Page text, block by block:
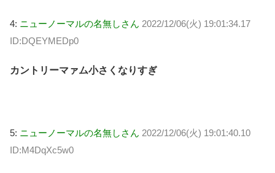
4: ニューノーマルの名無しさん 2022/12/06(火) 19:01:34.17
ID:DQEYMEDp0
カントリーマァム小さくなりすぎ
5: ニューノーマルの名無しさん 2022/12/06(火) 19:01:40.10
ID:M4DqXc5w0